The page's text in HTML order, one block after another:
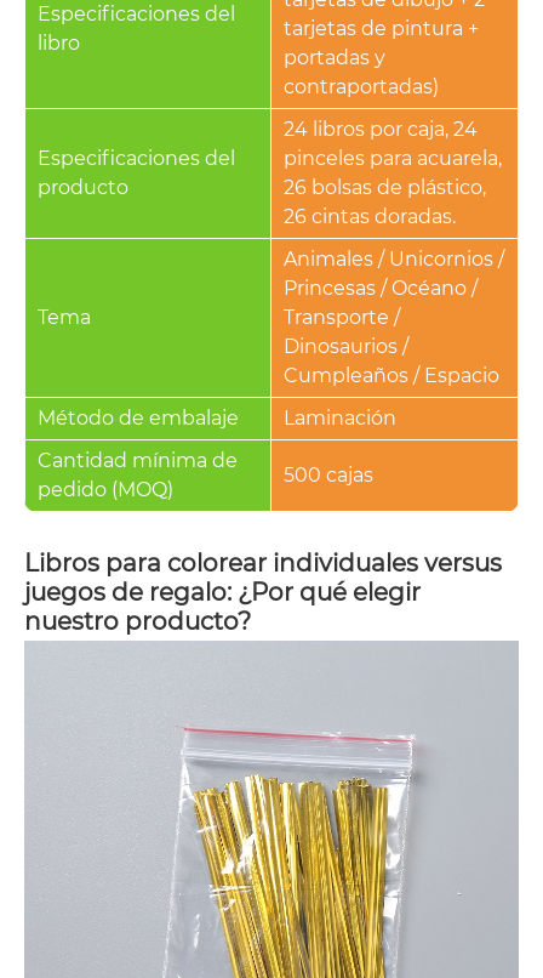
Especificaciones del
libro
tarjetas de pintura +
portadas y
contraportadas)
Especificaciones del
producto
24 libros por caja, 24
pinceles para acuarela,
26 bolsas de plástico,
26 cintas doradas.
Tema
Animales / Unicornios /
Princesas / Océano /
Transporte /
Dinosaurios /
Cumpleaños / Espacio
Método de embalaje
Laminación
Cantidad mínima de
pedido (MOQ)
500 cajas
Libros para colorear individuales versus
juegos de regalo: ¿Por qué elegir
nuestro producto?